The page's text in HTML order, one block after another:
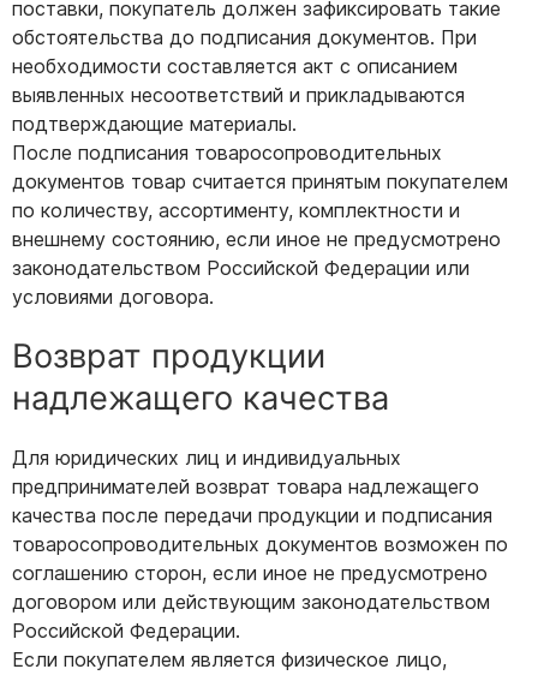
поставки, покупатель должен зафиксировать такие
обстоятельства до подписания документов. При
необходимости составляется акт с описанием
выявленных несоответствий и прикладываются
подтверждающие материалы.
После подписания товаросопроводительных
документов товар считается принятым покупателем
по количеству, ассортименту, комплектности и
внешнему состоянию, если иное не предусмотрено
законодательством Российской Федерации или
условиями договора.
Возврат продукции
надлежащего качества
Для юридических лиц и индивидуальных
предпринимателей возврат товара надлежащего
качества после передачи продукции и подписания
товаросопроводительных документов возможен по
соглашению сторон, если иное не предусмотрено
договором или действующим законодательством
Российской Федерации.
Если покупателем является физическое лицо,